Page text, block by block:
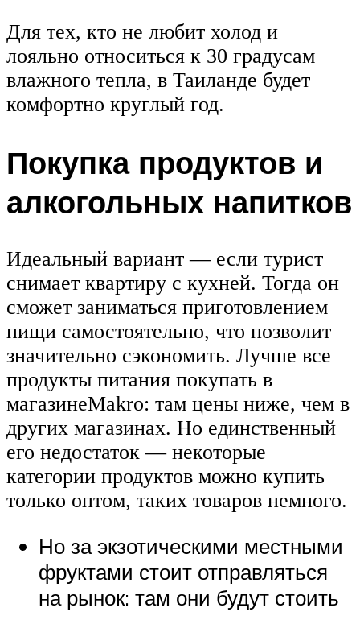
Для тех, кто не любит холод и
лояльно относиться к 30 градусам
влажного тепла, в Таиланде будет
комфортно круглый год.
Покупка продуктов и
алкогольных напитков
Идеальный вариант — если турист
снимает квартиру с кухней. Тогда он
сможет заниматься приготовлением
пищи самостоятельно, что позволит
значительно сэкономить. Лучше все
продукты питания покупать в
магазинеMakro: там цены ниже, чем в
других магазинах. Но единственный
его недостаток — некоторые
категории продуктов можно купить
только оптом, таких товаров немного.
Но за экзотическими местными
фруктами стоит отправляться
на рынок: там они будут стоить